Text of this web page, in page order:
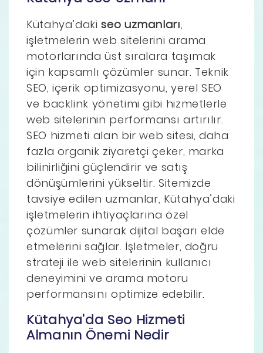
Kütahya’dakiseo uzmanları,
işletmelerin web sitelerini arama
motorlarında üst sıralara taşımak
için kapsamlı çözümler sunar. Teknik
SEO, içerik optimizasyonu, yerel SEO
ve backlink yönetimi gibi hizmetlerle
web sitelerinin performansı artırılır.
SEO hizmeti alan bir web sitesi, daha
fazla organik ziyaretçi çeker, marka
bilinirliğini güçlendirir ve satış
dönüşümlerini yükseltir. Sitemizde
tavsiye edilen uzmanlar, Kütahya’daki
işletmelerin ihtiyaçlarına özel
çözümler sunarak dijital başarı elde
etmelerini sağlar. İşletmeler, doğru
strateji ile web sitelerinin kullanıcı
deneyimini ve arama motoru
performansını optimize edebilir.
Kütahya'da Seo Hizmeti
Almanın Önemi Nedir